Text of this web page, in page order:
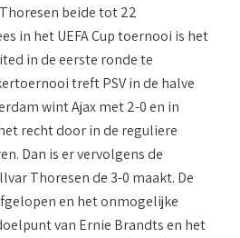
beide tot 22
in het UEFA Cup toernooi is het
in de eerste ronde te
treft PSV in de halve
wint Ajax met 2-0 en in
recht door in de reguliere
Dan is er vervolgens de
Thoresen de 3-0 maakt. De
en het onmogelijke
van Ernie Brandts en het